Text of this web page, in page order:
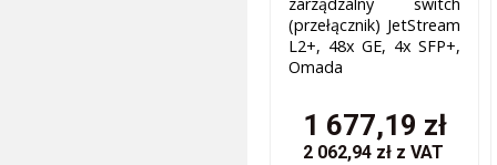
(przełącznik) JetStream
L2+, 48x GE, 4x SFP+,
Omada
1 677,19 zł
2 062,94 zł z VAT